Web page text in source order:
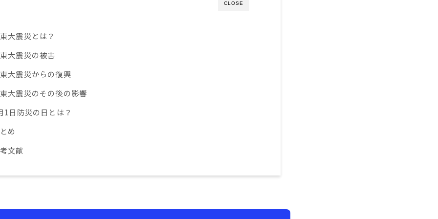
CLOSE
大震災とは？
大震災の被害
大震災からの復興
大震災のその後の影響
1日防災の日とは？
め
文献